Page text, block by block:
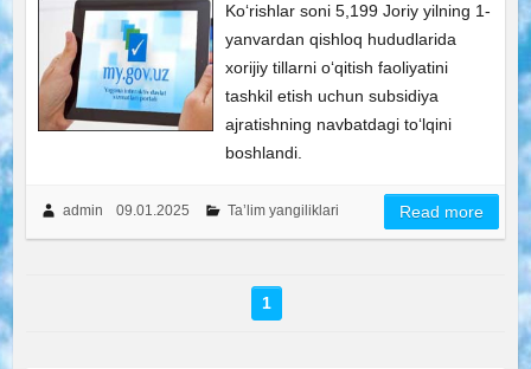
Ko‘rishlar soni 5,199 Joriy yilning 1-
yanvardan qishloq hududlarida
xorijiy tillarni o‘qitish faoliyatini
tashkil etish uchun subsidiya
ajratishning navbatdagi to‘lqini
boshlandi.
admin 09.01.2025 Ta’lim yangiliklari Read more
1